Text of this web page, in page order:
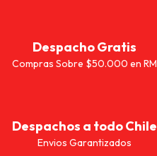
Despacho Gratis
Compras Sobre $50.000 en RM
Despachos a todo Chile
Envios Garantizados